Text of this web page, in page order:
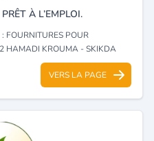
À L’EMPLOI.
: FOURNITURES POUR
HAMADI KROUMA - SKIKDA
VERS LA PAGE